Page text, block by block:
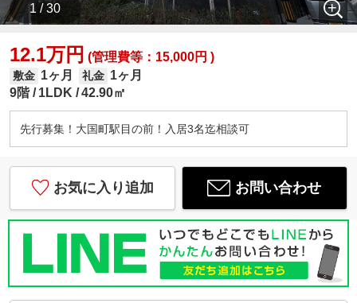
1 / 30
12.1万円 (管理費等：15,000円 )
敷金 1ヶ月 礼金 1ヶ月
9階
1LDK 42.90㎡
先行募集！大国町駅目の前！入居3名迄相談可
お気に入り追加 お問い合わせ